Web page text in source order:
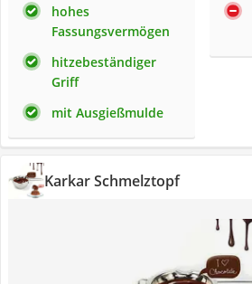
hohes
Fassungsvermögen
hitzebeständiger
Griff
mit Ausgießmulde
Karkar Schmelztopf